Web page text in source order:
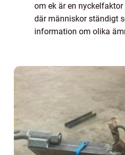
om ek är en
där människor ständigt
information om olika